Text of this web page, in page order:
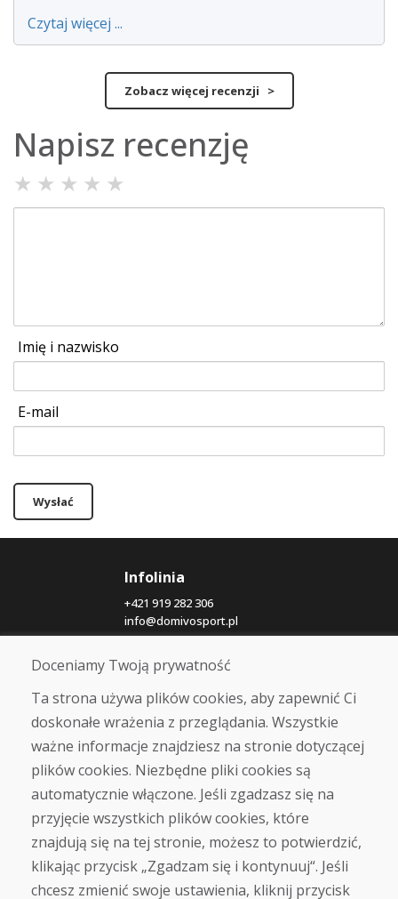
Czytaj więcej ...
Zobacz więcej recenzji >
Napisz recenzję
★ ★ ★ ★ ★
Imię i nazwisko
E-mail
Wysłać
Infolinia
+421 919 282 306
info@domivosport.pl
O nas
Blog
O nas
Sklep
Kontakt
Zakup
Sklep internetowy
Warunki handlowe
Transport
Zapłata
Skarga
Doceniamy Twoją prywatność
Ta strona używa plików cookies, aby zapewnić Ci
doskonałe wrażenia z przeglądania. Wszystkie
ważne informacje znajdziesz na stronie dotyczącej
plików cookies. Niezbędne pliki cookies są
automatycznie włączone. Jeśli zgadzasz się na
przyjęcie wszystkich plików cookies, które
znajdują się na tej stronie, możesz to potwierdzić,
klikając przycisk „Zgadzam się i kontynuuj“. Jeśli
chcesz zmienić swoje ustawienia, kliknij przycisk